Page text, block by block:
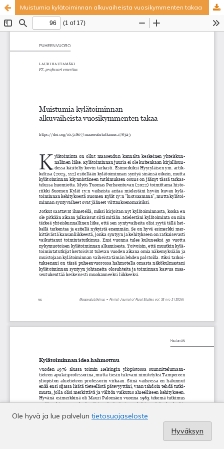
Muistumia kylätoiminnan alkuvaiheista vuosikymmenten takaa
Ole hyvä ja lue palvelun tietosuojaseloste
Hyväksyn
Palvelua ylläpitää